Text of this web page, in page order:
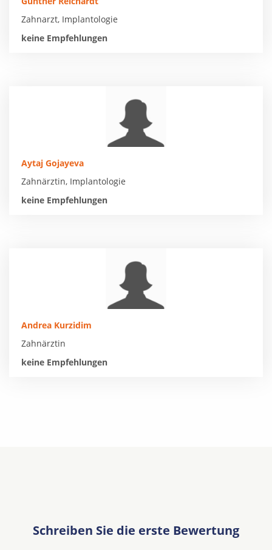
Zahnarzt, Implantologie
keine Empfehlungen
Aytaj Gojayeva
Zahnärztin, Implantologie
keine Empfehlungen
Andrea Kurzidim
Zahnärztin
keine Empfehlungen
Schreiben Sie die erste Bewertung